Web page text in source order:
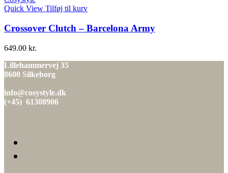
Quick View Tilføj til kurv
Crossover Clutch – Barcelona Army
649.00 kr.
Lillehammervej 35
8600 Silkeborg
info@cosystyle.dk
(+45) 61308906